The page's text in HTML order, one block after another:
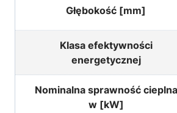
Głębokość [mm]
Klasa efektywności
energetycznej
Nominalna sprawność cieplna
w [kW]